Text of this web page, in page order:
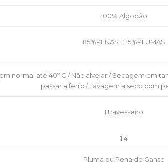
100% Algodão
85%PENAS E 15%PLUMAS
normal até 40º C / Não alvejar / Secagem em
passar a ferro / Lavagem a seco com
1 travesseiro
1.4
Pluma ou Pena de Ganso